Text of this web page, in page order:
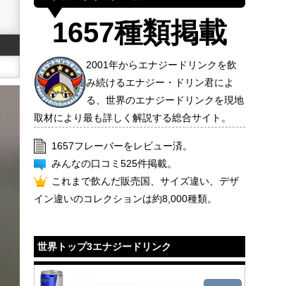
1657種類掲載
2001年からエナジードリンクを飲
み続けるエナジー・ドリン君によ
る、世界のエナジードリンクを現地
取材により最も詳しく解説する総合サイト。
1657フレーバーをレビュー済。
みんなの口コミ525件掲載。
これまで飲んだ販売国、サイズ違い、デザ
イン違いのコレクションは約8,000種類。
世界トップ3エナジードリンク